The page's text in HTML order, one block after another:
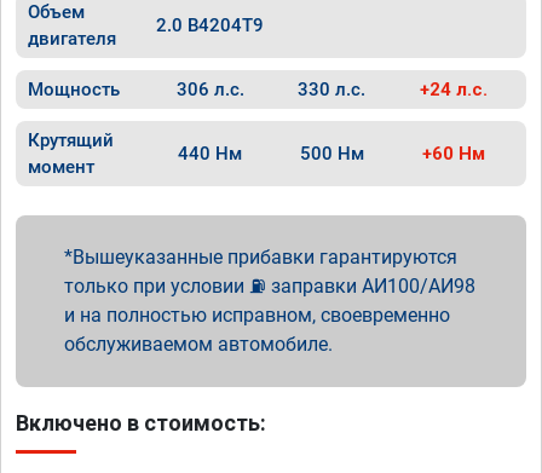
Объем
двигателя
2.0 B4204T9
Мощность 306 л.с. 330 л.с. +24 л.с.
Крутящий
момент
440 Нм 500 Нм +60 Нм
Вышеуказанные прибавки гарантируются
только при условии ⛽ заправки АИ100/АИ98
и на полностью исправном, своевременно
обслуживаемом автомобиле.
Включено в стоимость: